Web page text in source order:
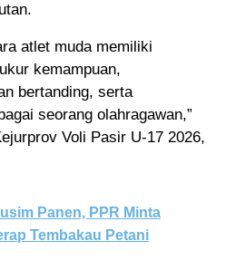
atlet muda memiliki
kemampuan,
bertanding, serta
seorang olahragawan,”
Voli Pasir U-17 2026,
Panen, PPR Minta
Tembakau Petani